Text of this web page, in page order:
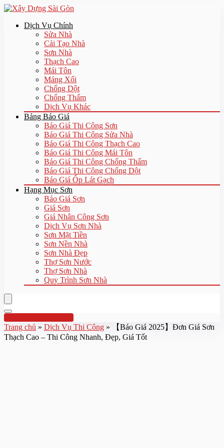
Dịch Vụ Chính
Sửa Nhà
Cải Tạo Nhà
Sơn Nhà
Thạch Cao
Mái Tôn
Máng Xối
Chống Dột
Chống Thấm
Dịch Vụ Khác
Bảng Báo Giá
Báo Giá Thi Công Sơn
Báo Giá Thi Công Sửa Nhà
Báo Giá Thi Công Thạch Cao
Báo Giá Thi Công Mái Tôn
Báo Giá Thi Công Chống Thấm
Báo Giá Thi Công Chống Dột
Báo Giá Ốp Lát Gạch
Hạng Mục Sơn
Báo Giá Sơn
Giá Sơn
Giá Nhân Công Sơn
Dịch Vụ Sơn Nhà
Sơn Mặt Tiền
Sơn Nền Nhà
Sơn Nhà Đẹp
Thợ Sơn Nước
Thợ Sơn Nhà
Quy Trình Sơn Nhà
Hotline:0961 894 472
Trang chủ » Dịch Vụ Thi Công »
【Báo Giá 2025】Đơn Giá Sơn
Thạch Cao – Thi Công Nhanh, Đẹp, Giá Tốt